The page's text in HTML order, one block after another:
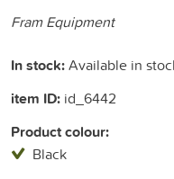
Fram Equipment
In stock:Available in
item ID: id_6442
Product colour:
Black